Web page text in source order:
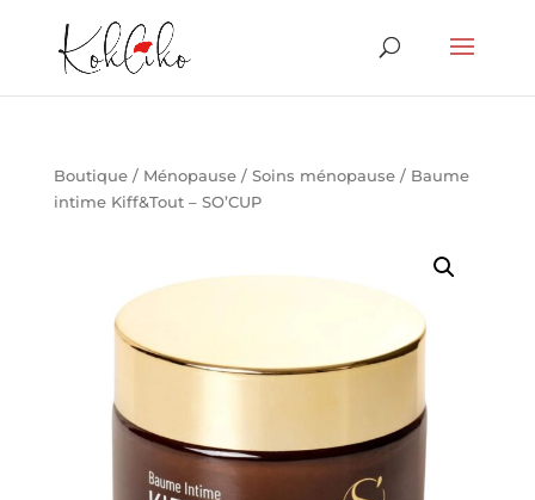
Boutique/ Ménopause/ Soins ménopause/ Baume
intime Kiff&Tout – SO’CUP